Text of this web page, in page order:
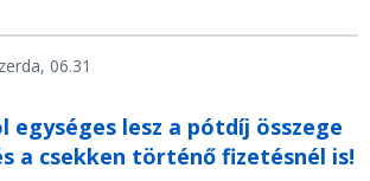
06.31
egységes lesz a pótdíj összege
a csekken történő fizetésnél is!